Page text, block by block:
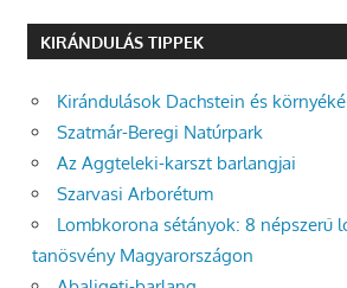
KIRÁNDULÁS TIPPEK
Kirándulások Dachstein és
Szatmár-Beregi Natúrpark
Az Aggteleki-karszt barlangjai
Szarvasi Arborétum
Lombkorona sétányok: 8 népszerű
tanösvény Magyarországon